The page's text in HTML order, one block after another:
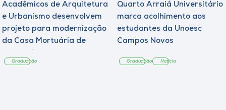
Acadêmicos de Arquitetura
e Urbanismo desenvolvem
projeto para modernização
da Casa Mortuária de
Graduação
Quarto Arraiá Universitário
marca acolhimento aos
estudantes da Unoesc
Campos Novos
Graduação Notícia